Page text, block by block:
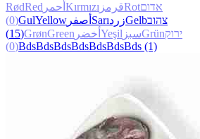
RødRed أحمر Kırmızı قرمزRotאדום
(0)GulYellow أصفر SarıزردGelbצהוב
(15)GrønGreen أخضر Yeşil سبزGrünירוק
(0)BdsBdsBdsBdsBdsBdsBds (1)